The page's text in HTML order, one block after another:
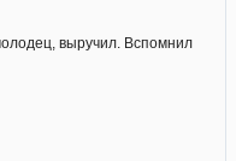
выручил. Вспомнил